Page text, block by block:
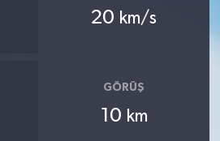
20 km/s
GÖRÜŞ
10 km